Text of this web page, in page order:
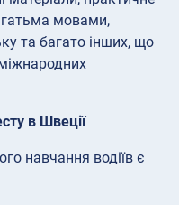
мовами,
та багато інших, що
в Швеції
навчання водіїв є